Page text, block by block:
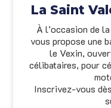
La Saint
À l’occasion de
vous propose une
le Vexin,
célibataires, pour
Inscrivez-vous